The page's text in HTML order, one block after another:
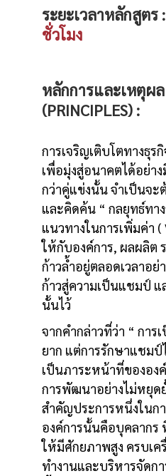
ระยะเวลาหลักสูตร :
ชั่วโมง
หลักการและเหตุผล
(PRINCIPLES) :
การเจริญเติบโตทางธุร
เพื่อมุ่งสู่อนาคตได้อย่า
กว่าคู่แข่งนั้น จำเป็นจะ
และคิดค้น “ กลยุทธ์ทา
แนวทางในการเพิ่มค่า (
ให้กับองค์การ, ผลผลิต
ก้าวล้ำอยู่ตลอดเวลาอย่
ก้าวสู่ความเป็นแชมป์
นั้นไว้
จากคำกล่าวที่ว่า “ กา
ยาก แต่การรักษาแชมป์
เป็นภาระหน้าที่ขององ
การพัฒนาอย่างไม่หยุด
สำคัญประการหนึ่งในก
องค์การนั้นคือบุคลาก
ให้มีศักยภาพสูง ครบเค
ทำงานและบริหารจัดก